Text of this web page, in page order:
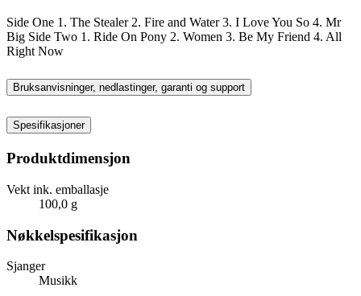
Side One 1. The Stealer 2. Fire and Water 3. I Love You So 4. Mr
Big Side Two 1. Ride On Pony 2. Women 3. Be My Friend 4. All
Right Now
Bruksanvisninger, nedlastinger, garanti og support
Spesifikasjoner
Produktdimensjon
Vekt ink. emballasje
100,0 g
Nøkkelspesifikasjon
Sjanger
Musikk